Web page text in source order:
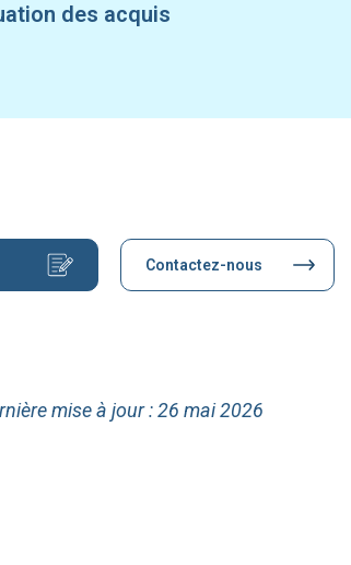
des acquis
Contactez-nous
mise à jour : 26 mai 2026